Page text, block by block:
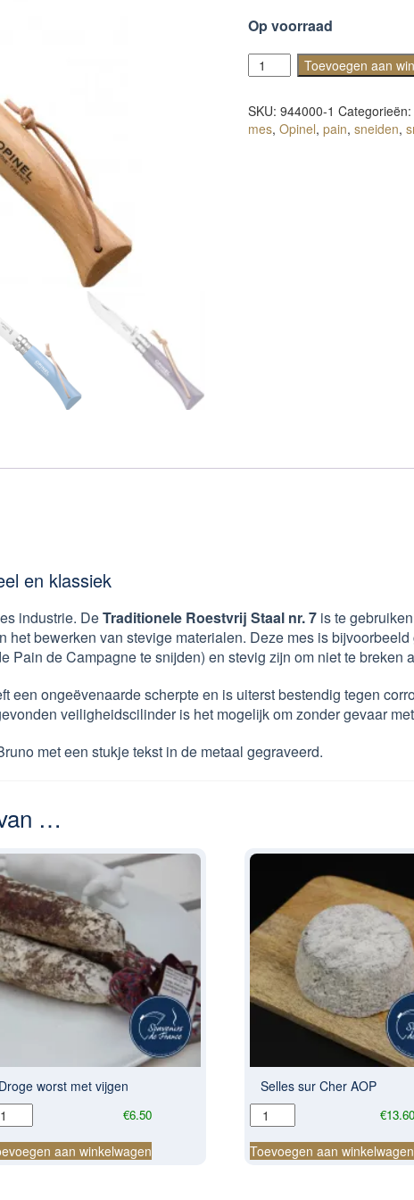
Op voorraad
Opinel
N°7
aantal
Toevoegen aan
SKU: 944000-1 Categorieën:
mes, Opinel, pain, sneiden,
en klassiek
industrie. DeTraditionele Roestvrij Staal nr. 7 is te
het bewerken van stevige materialen. Deze mes is
Pain de Campagne te snijden) en stevig zijn om niet te breken
een ongeëvenaarde scherpte en is uiterst bestendig tegen
veiligheidscilinder is het mogelijk om zonder gevaar
met een stukje tekst in de metaal gegraveerd.
…
Droge worst met vijgen
€6.50
aan winkelwagen
Selles sur Cher AOP
€13.60
Selles
sur
Cher
AOP
Toevoegen aan winkelwagen